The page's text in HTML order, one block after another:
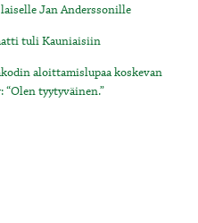
Jan Anderssonille
tuli Kauniaisiin
aloittamislupaa koskevan
tyytyväinen.”